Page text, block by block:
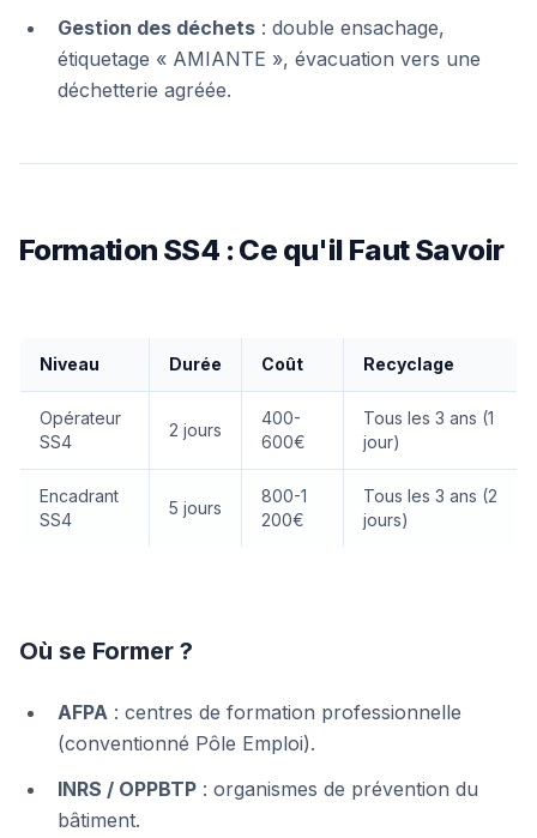
Gestion des déchets : double ensachage,
étiquetage « AMIANTE », évacuation vers une
déchetterie agréée.
Formation SS4 : Ce qu'il Faut Savoir
Niveau Durée Coût Recyclage
Opérateur
SS4
2 jours
400-
600€
Tous les 3 ans (1
jour)
Encadrant
SS4
5 jours
800-1
200€
Tous les 3 ans (2
jours)
Où se Former ?
AFPA : centres de formation professionnelle
(conventionné Pôle Emploi).
INRS / OPPBTP : organismes de prévention du
bâtiment.